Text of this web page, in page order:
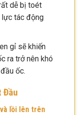
dễ bị toét
lực tác động
gỉ sẽ khiến
ra trở nên khó
ốc.
Đầu
lồi lên trên